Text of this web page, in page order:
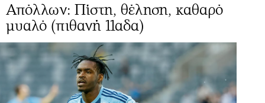
Απόλλων: Πίστη, θέληση, καθαρό
μυαλό (πιθανή 11αδα)